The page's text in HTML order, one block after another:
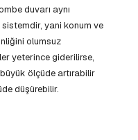
duvarı aynı
yani konum ve
olumsuz
yeterince giderilirse,
ölçüde artırabilir
düşürebilir.